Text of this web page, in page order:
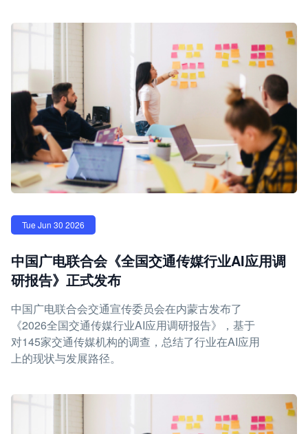
Tue Jun 30 2026
中国广电联合会《全国交通传媒行业AI应用调
研报告》正式发布
中国广电联合会交通宣传委员会在内蒙古发布了
《2026全国交通传媒行业AI应用调研报告》，基于
对145家交通传媒机构的调查，总结了行业在AI应用
上的现状与发展路径。